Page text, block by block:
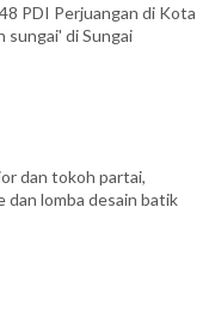
PDI Perjuangan di Kota
sungai' di Sungai
dan tokoh partai,
dan lomba desain batik